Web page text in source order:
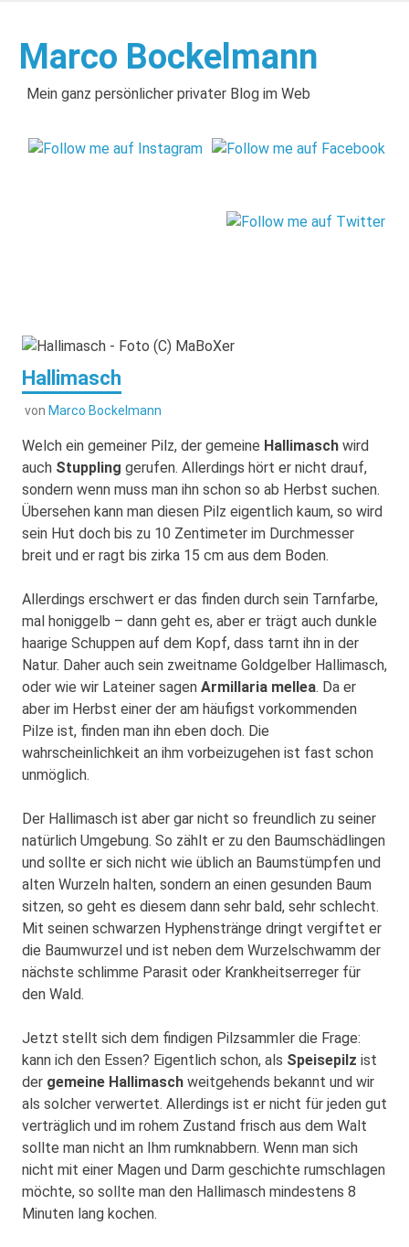
springen
Marco Bockelmann
Mein ganz persönlicher privater Blog im Web
Hallimasch
von Marco Bockelmann
Welch ein gemeiner Pilz, der gemeine Hallimasch wird
auch Stuppling gerufen. Allerdings hört er nicht drauf,
sondern wenn muss man ihn schon so ab Herbst suchen.
Übersehen kann man diesen Pilz eigentlich kaum, so wird
sein Hut doch bis zu 10 Zentimeter im Durchmesser
breit und er ragt bis zirka 15 cm aus dem Boden.
Allerdings erschwert er das finden durch sein Tarnfarbe,
mal honiggelb – dann geht es, aber er trägt auch dunkle
haarige Schuppen auf dem Kopf, dass tarnt ihn in der
Natur. Daher auch sein zweitname Goldgelber Hallimasch,
oder wie wir Lateiner sagen Armillaria mellea. Da er
aber im Herbst einer der am häufigst vorkommenden
Pilze ist, finden man ihn eben doch. Die
wahrscheinlichkeit an ihm vorbeizugehen ist fast schon
unmöglich.
Der Hallimasch ist aber gar nicht so freundlich zu seiner
natürlich Umgebung. So zählt er zu den Baumschädlingen
und sollte er sich nicht wie üblich an Baumstümpfen und
alten Wurzeln halten, sondern an einen gesunden Baum
sitzen, so geht es diesem dann sehr bald, sehr schlecht.
Mit seinen schwarzen Hyphenstränge dringt vergiftet er
die Baumwurzel und ist neben dem Wurzelschwamm der
nächste schlimme Parasit oder Krankheitserreger für
den Wald.
Jetzt stellt sich dem findigen Pilzsammler die Frage:
kann ich den Essen? Eigentlich schon, als Speisepilz ist
der gemeine Hallimasch weitgehends bekannt und wir
als solcher verwertet. Allerdings ist er nicht für jeden gut
verträglich und im rohem Zustand frisch aus dem Walt
sollte man nicht an Ihm rumknabbern. Wenn man sich
nicht mit einer Magen und Darm geschichte rumschlagen
möchte, so sollte man den Hallimasch mindestens 8
Minuten lang kochen.